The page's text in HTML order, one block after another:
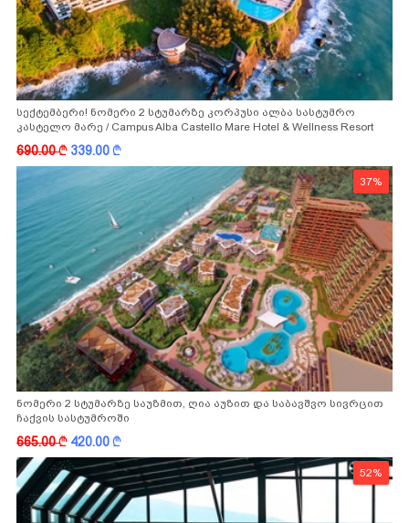
სექტემბერი! ნომერი 2 სტუმარზე კორპუსი ალბა სასტუმრო
კასტელო მარე / Campus Alba Castello Mare Hotel & Wellness Resort
-სგან!
690.00k 339.00k
37%
ნომერი 2 სტუმარზე საუზმით, ღია აუზით და საბავშვო სივრცით
ჩაქვის სასტუმროში
665.00k 420.00k
52%